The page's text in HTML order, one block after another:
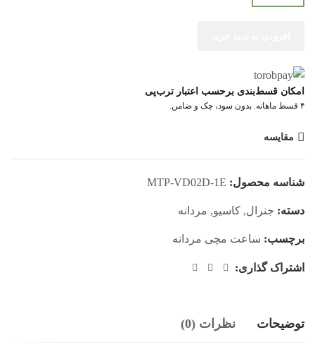
امکان قسط‌بندی برحسب اعتبار ترب‌پی
۴ قسط ماهانه. بدون سود، چک و ضامن.
مقایسه
شناسه محصول: MTP-VD02D-1E
دسته: جنرال, کاسیو, مردانه
برچسب: ساعت مچی مردانه
اشتراک گذاری:
توضیحات نظرات (0)